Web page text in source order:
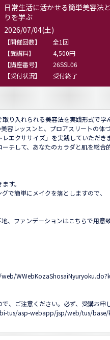
日常生活に活かせる簡単美容法
りを学ぶ
2026/07/04(土)
【開催回数】
全1回
【受講料】
4,500円
【講座番号】
26SSL06
【受付状況】
受付終了
り入れられる美容法を実践形式で学
容レッスンと、プロアスリートの体
エクササイズ」を実践していただきま
チして、あなたのカラダと肌を総合
す。
で簡単にメイクを落としますので、
、ファンデーションはこちらで用意
、ご注意ください。必ず、受講お申
tus/asp-webapp/jsp/web/tus/base/